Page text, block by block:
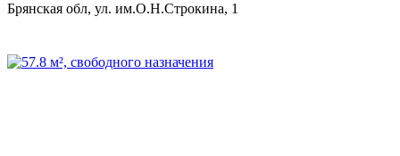
Брянская обл, ул. им.О.Н.Строкина, 1